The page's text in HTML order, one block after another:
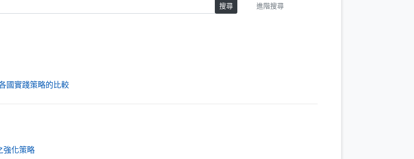
搜尋 進階搜尋
國實踐策略的比較（另開新視窗）
強化策略（另開新視窗）